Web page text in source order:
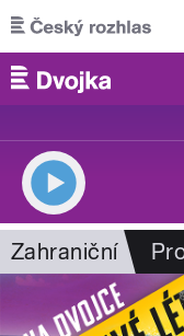
Přejít k hlavnímu
Zahraniční